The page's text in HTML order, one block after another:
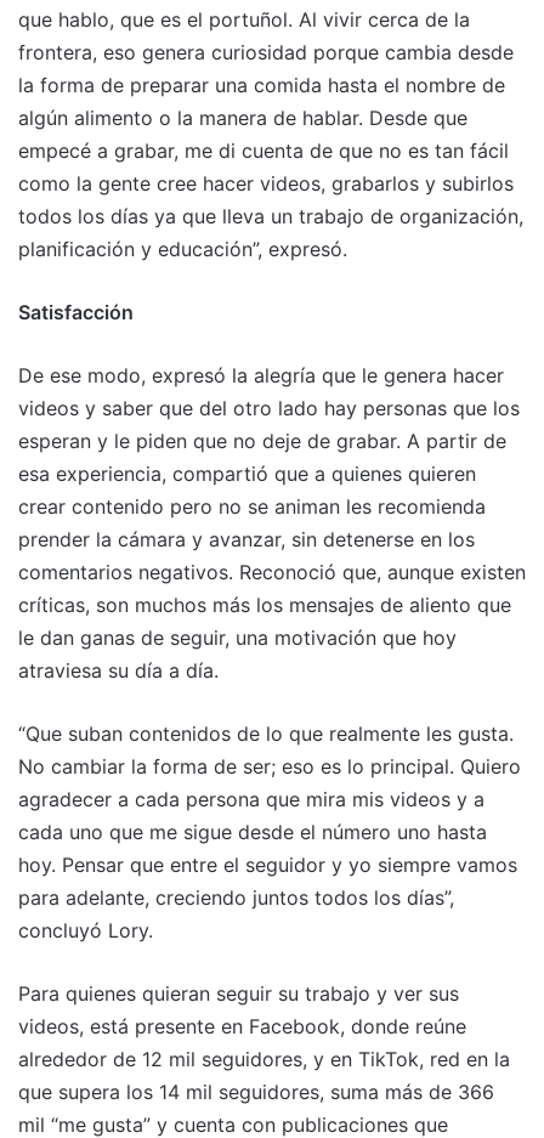
que hablo, que es el portuñol. Al vivir cerca de la
frontera, eso genera curiosidad porque cambia desde
la forma de preparar una comida hasta el nombre de
algún alimento o la manera de hablar. Desde que
empecé a grabar, me di cuenta de que no es tan fácil
como la gente cree hacer videos, grabarlos y subirlos
todos los días ya que lleva un trabajo de organización,
planificación y educación”, expresó.
Satisfacción
De ese modo, expresó la alegría que le genera hacer
videos y saber que del otro lado hay personas que los
esperan y le piden que no deje de grabar. A partir de
esa experiencia, compartió que a quienes quieren
crear contenido pero no se animan les recomienda
prender la cámara y avanzar, sin detenerse en los
comentarios negativos. Reconoció que, aunque existen
críticas, son muchos más los mensajes de aliento que
le dan ganas de seguir, una motivación que hoy
atraviesa su día a día.
“Que suban contenidos de lo que realmente les gusta.
No cambiar la forma de ser; eso es lo principal. Quiero
agradecer a cada persona que mira mis videos y a
cada uno que me sigue desde el número uno hasta
hoy. Pensar que entre el seguidor y yo siempre vamos
para adelante, creciendo juntos todos los días”,
concluyó Lory.
Para quienes quieran seguir su trabajo y ver sus
videos, está presente en Facebook, donde reúne
alrededor de 12 mil seguidores, y en TikTok, red en la
que supera los 14 mil seguidores, suma más de 366
mil “me gusta” y cuenta con publicaciones que